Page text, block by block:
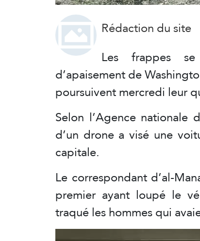
Rédaction du site
Les frappes
d’apaisement de
poursuivent mercredi leur
Selon l’Agence nationale
d’un drone a visé une
capitale.
Le correspondant d’al-
premier ayant loupé le
traqué les hommes qui